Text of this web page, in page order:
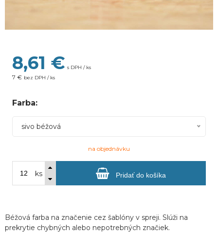
8,61 € s DPH / ks
7 € bez DPH / ks
Farba:
sivo béžová
na objednávku
ks Pridať do košíka
Béžová farba na značenie cez šablóny v spreji. Slúži na
prekrytie chybných alebo nepotrebných značiek.